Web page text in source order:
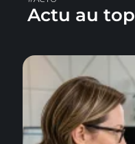
Actu au top